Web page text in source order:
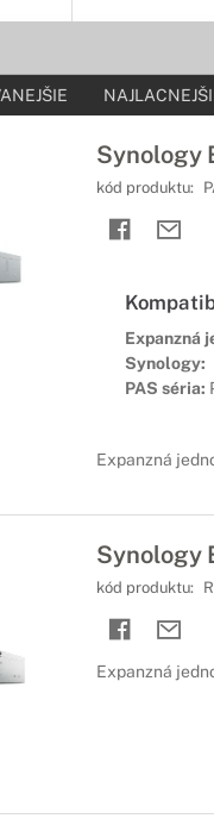
Synology
kód produktu:
Expanzná
Synology:
PAS séria:
Expanzná
Synology
kód produktu:
Expanzná